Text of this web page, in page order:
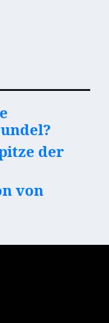
der
von